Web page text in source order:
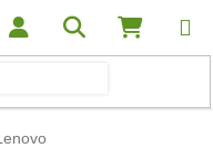
Hľadať